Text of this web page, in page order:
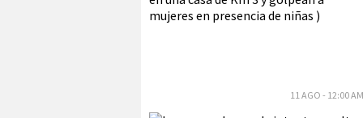
11 AGO - 12:00 AM